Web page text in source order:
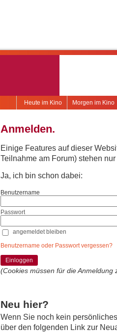
Morgen im Kino
Heute im Kino
Anmelden.
Einige Features auf dieser
Teilnahme am Forum) stehen
Ja, ich bin schon dabei:
Benutzername
Passwort
angemeldet bleiben
Benutzername oder Passwort vergessen?
Einloggen
(Cookies müssen für die Anmeldung
Neu hier?
Wenn Sie noch kein
über den folgenden Link zur